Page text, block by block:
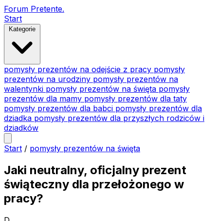
Forum Pretente.
Start
Kategorie
pomysły prezentów na odejście z pracy pomysły
prezentów na urodziny pomysły prezentów na
walentynki pomysły prezentów na święta pomysły
prezentów dla mamy pomysły prezentów dla taty
pomysły prezentów dla babci pomysły prezentów dla
dziadka pomysły prezentów dla przyszłych rodziców i
dziadków
Start / pomysły prezentów na święta
Jaki neutralny, oficjalny prezent
świąteczny dla przełożonego w
pracy?